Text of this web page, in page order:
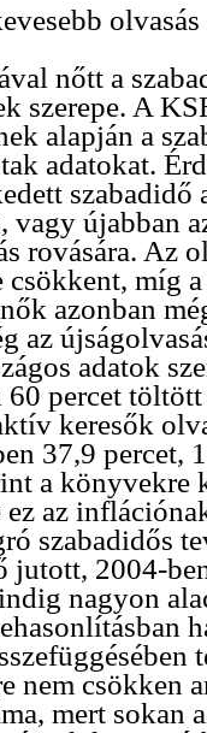
olvasás
nőtt a
szerepe. A
alapján a
adatokat.
szabadidő
vagy újabban
rovására. Az
míg
azonban
az
adatok
percet
keresők
37,9 percet,
a könyvekre
az
szabadidős
jutott, 2004-
nagyon
nem csökken
mert sokan